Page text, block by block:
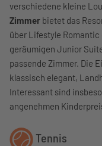
verschiedene kleine
Zimmer bietet das
über Lifestyle
geräumigen Junior
passende Zimmer. Die
klassisch elegant,
Interessant sind
angenehmen
Tennis